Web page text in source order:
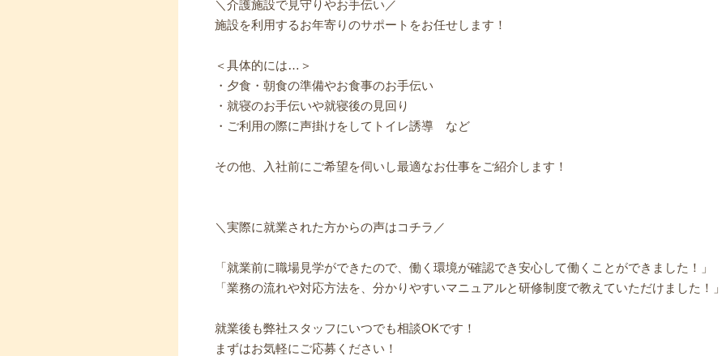
＼介護施設で見守りやお手伝い／
施設を利用するお年寄りのサポートをお任せします！
＜具体的には…＞
・夕食・朝食の準備やお食事のお手伝い
・就寝のお手伝いや就寝後の見回り
・ご利用の際に声掛けをしてトイレ誘導 など
その他、入社前にご希望を伺いし最適なお仕事をご紹介します！
＼実際に就業された方からの声はコチラ／
「就業前に職場見学ができたので、働く環境が確認でき安心して働くことができました！」
「業務の流れや対応方法を、分かりやすいマニュアルと研修制度で教えていただけました！」
就業後も弊社スタッフにいつでも相談OKです！
まずはお気軽にご応募ください！